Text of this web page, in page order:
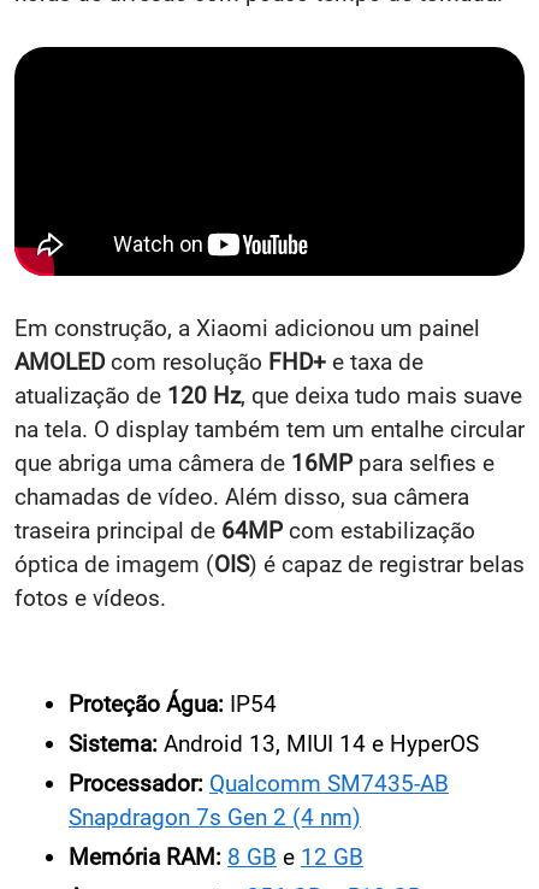
Em construção, a Xiaomi adicionou um painel
AMOLEDcom resolução FHD+ e taxa de
atualização de 120 Hz, que deixa tudo mais suave
na tela. O display também tem um entalhe circular
que abriga uma câmera de 16MP para selfies e
chamadas de vídeo. Além disso, sua câmera
traseira principal de 64MP com estabilização
óptica de imagem (OIS) é capaz de registrar belas
fotos e vídeos.
Proteção Água:IP54
Sistema:Android 13, MIUI 14 e HyperOS
Processador: Qualcomm SM7435-AB
Snapdragon 7s Gen 2 (4 nm)